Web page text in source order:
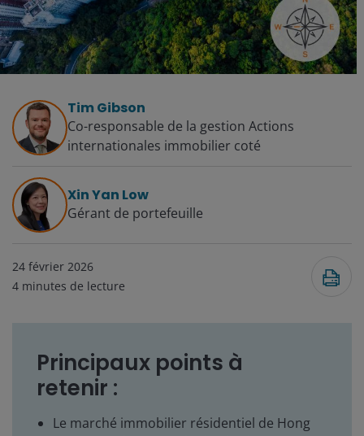
Tim Gibson
Co-responsable de la gestion Actions
internationales immobilier coté
Xin Yan Low
Gérant de portefeuille
24 février 2026
4 minutes de lecture
Principaux points à
retenir :
Le marché immobilier résidentiel de Hong